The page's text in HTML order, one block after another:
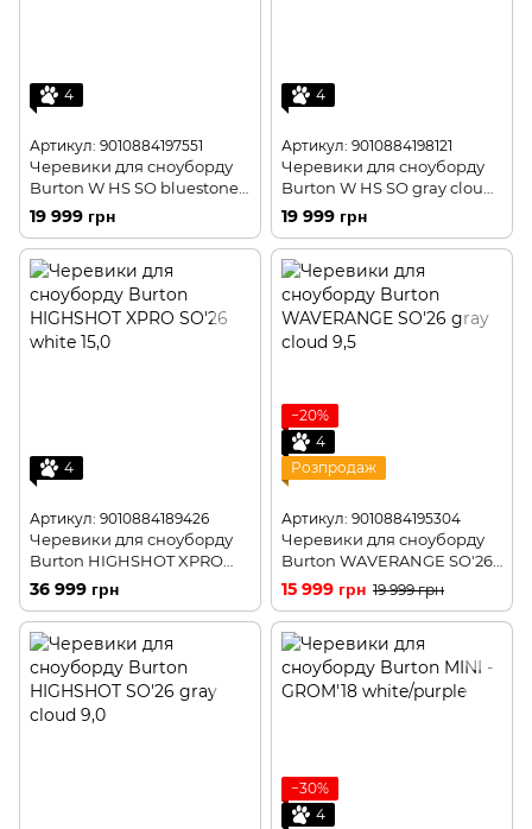
4
Артикул: 9010884197551
Черевики для сноуборду
Burton W HS SO bluestone
7,0
19 999 грн
4
Артикул: 9010884198121
Черевики для сноуборду
Burton W HS SO gray cloud
10,0
19 999 грн
4
Артикул: 9010884189426
Черевики для сноуборду
Burton HIGHSHOT XPRO
SO'26 white 15,0
36 999 грн
−20%
4
Розпродаж
Артикул: 9010884195304
Черевики для сноуборду
Burton WAVERANGE SO'26
gray cloud 9,5
15 999 грн 19 999 грн
−30%
4